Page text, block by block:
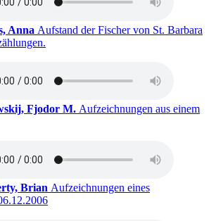
Anna Aufstand der Fischer von St. Barbara
abspielen
von Aufstand der Fischer von St. Barbara
Fjodor M. Aufzeichnungen aus einem
seit dem
abspielen
von Aufzeichnungen aus einem Totenhaus
Brian Aufzeichnungen eines
seit dem
abspielen
von Aufzeichnungen eines Landpfarrers.